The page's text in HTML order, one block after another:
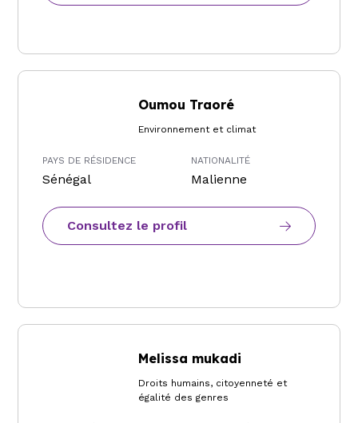
Oumou Traoré
Environnement et climat
PAYS DE RÉSIDENCE
Sénégal
NATIONALITÉ
Malienne
Consultez le profil
Melissa mukadi
Droits humains, citoyenneté et
égalité des genres